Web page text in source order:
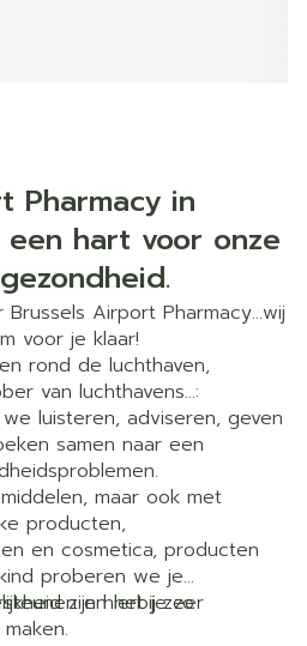
Pharmacy in
hart voor onze
Airport Pharmacy…wij
voor je klaar!
rond de luchthaven,
van luchthavens…:
luisteren, adviseren, geven
samen naar een
maar ook met
producten,
en cosmetica, producten
proberen we je
en het je zo
zijn hierbij zeer